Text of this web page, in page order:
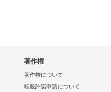
著作権
著作権について
転載許諾申請について